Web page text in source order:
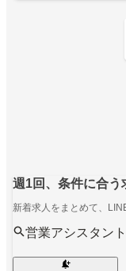
週1回、条件に合う
新着求人をまとめて、
営業アシスタン